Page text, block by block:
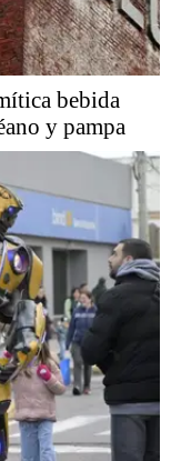
bebida
y pampa